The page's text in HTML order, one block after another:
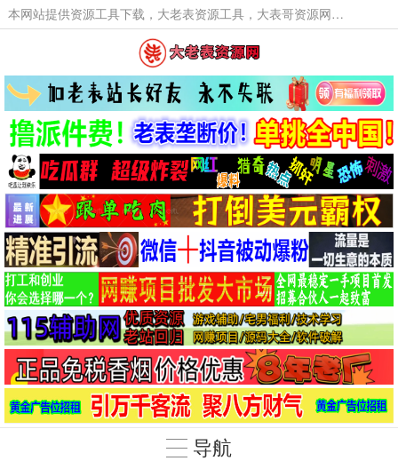
本网站提供资源工具下载，大老表资源工具，大表哥资源网软件工具，大老表资源下载，活动线报福利资源分享,活动线报，大型网游经典游戏，网络热门技术游戏辅助交流与分享。
导航